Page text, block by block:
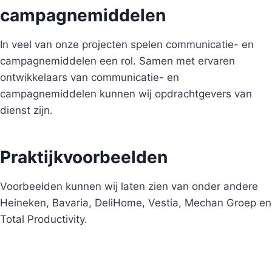
campagnemiddelen
In veel van onze projecten spelen communicatie- en
campagnemiddelen een rol. Samen met ervaren
ontwikkelaars van communicatie- en
campagnemiddelen kunnen wij opdrachtgevers van
dienst zijn.
Praktijkvoorbeelden
Voorbeelden kunnen wij laten zien van onder andere
Heineken, Bavaria, DeliHome, Vestia, Mechan Groep en
Total Productivity.